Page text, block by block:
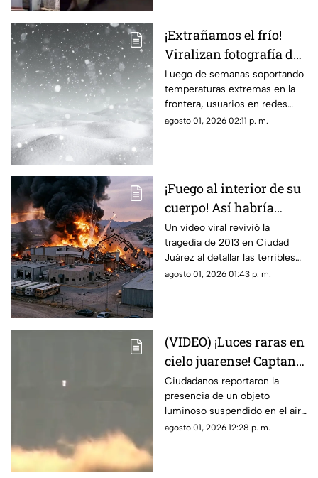
¡Extrañamos el frío!
Viralizan fotografía del
Cerro de la Biblia con
nieve tras días con más
de 40 grados en Juárez
Luego de semanas soportando
temperaturas extremas en la
frontera, usuarios en redes
sociales añoran las nevadas de
agosto 01, 2026 02:11 p. m.
¡Fuego al interior de su
cuerpo! Así habría
muerto una de las
víctimas de la
explosión de una
maquiladora en Ciudad
Un video viral revivió la
tragedia de 2013 en Ciudad
Juárez al detallar las terribles
quemaduras internas que
agosto 01, 2026 01:43 p. m.
(VIDEO) ¡Luces raras en
cielo juarense! Captan
luz de extraña forma
que asemeja un OVNI
Ciudadanos reportaron la
presencia de un objeto
luminoso suspendido en el aire
que no coincidía con drones ni
agosto 01, 2026 12:28 p. m.